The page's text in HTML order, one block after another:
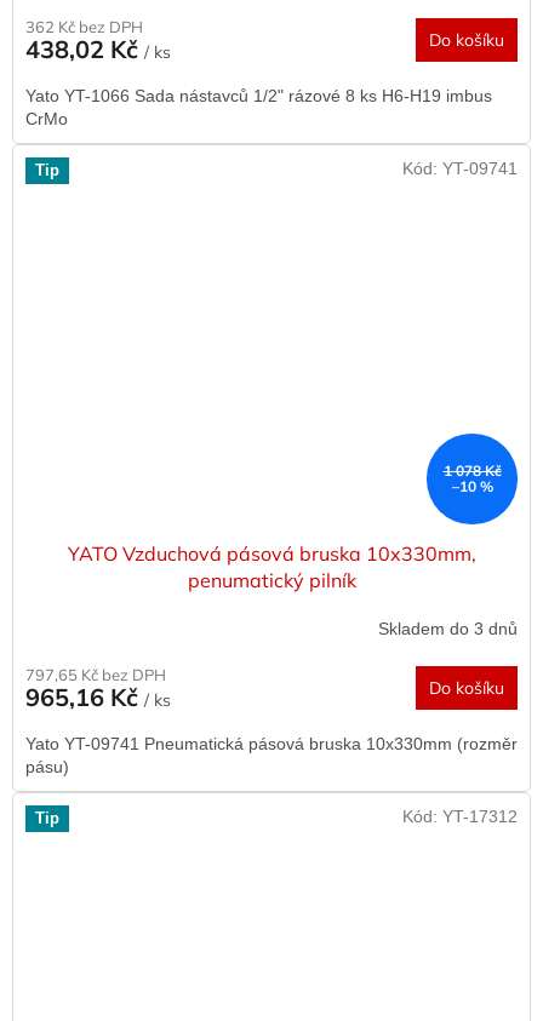
362 Kč bez DPH
438,02 Kč / ks
Do košíku
Yato YT-1066 Sada nástavců 1/2" rázové 8 ks H6-H19 imbus
CrMo
Tip
1 078 Kč
–10 %
YATO Vzduchová pásová bruska 10x330mm,
penumatický pilník
Skladem do 3 dnů
797,65 Kč bez DPH
965,16 Kč / ks
Do košíku
Yato YT-09741 Pneumatická pásová bruska 10x330mm (rozměr
pásu)
Kód: YT-09741
Tip Kód: YT-17312